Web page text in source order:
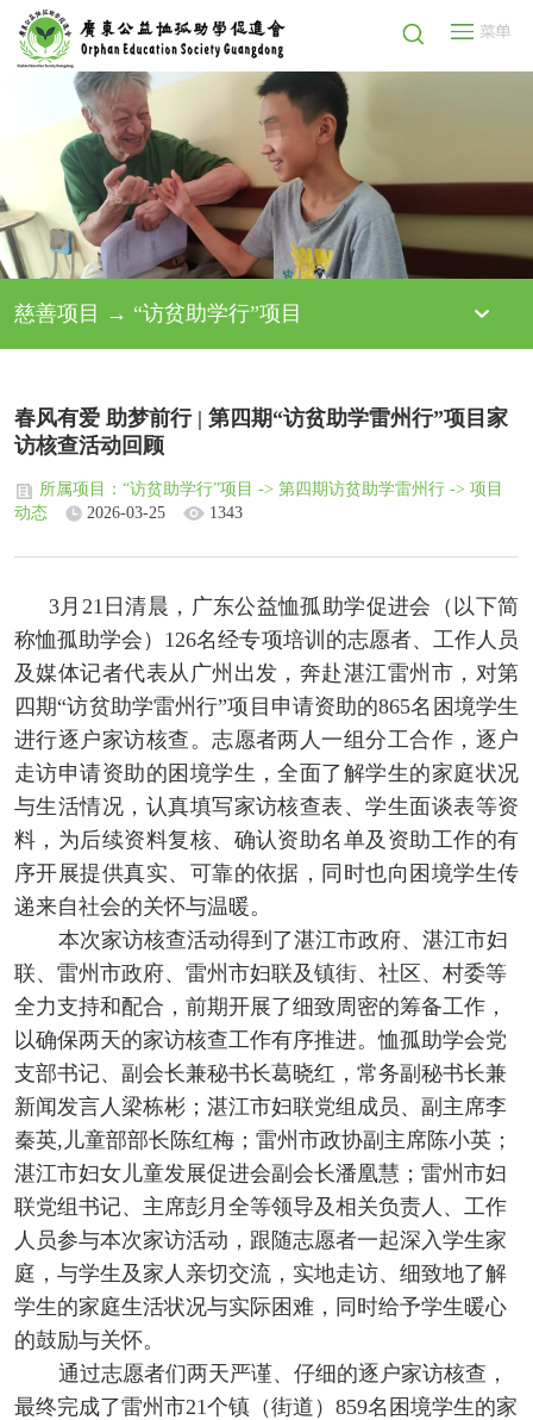
慈善项目 → “访贫助学行”项目
春风有爱 助梦前行 | 第四期“访贫助学雷州行”项目家
访核查活动回顾
所属项目：“访贫助学行”项目 -> 第四期访贫助学雷州行 -> 项目
动态
2026-03-25 1343
3月21日清晨，广东公益恤孤助学促进会（以下简
称恤孤助学会）126名经专项培训的志愿者、工作人员
及媒体记者代表从广州出发，奔赴湛江雷州市，对第
四期“访贫助学雷州行”项目申请资助的865名困境学生
进行逐户家访核查。志愿者两人一组分工合作，逐户
走访申请资助的困境学生，全面了解学生的家庭状况
与生活情况，认真填写家访核查表、学生面谈表等资
料，为后续资料复核、确认资助名单及资助工作的有
序开展提供真实、可靠的依据，同时也向困境学生传
递来自社会的关怀与温暖。
本次家访核查活动得到了湛江市政府、湛江市妇
联、雷州市政府、雷州市妇联及镇街、社区、村委等
全力支持和配合，前期开展了细致周密的筹备工作，
以确保两天的家访核查工作有序推进。恤孤助学会党
支部书记、副会长兼秘书长葛晓红，常务副秘书长兼
新闻发言人梁栋彬；湛江市妇联党组成员、副主席李
秦英,儿童部部长陈红梅；雷州市政协副主席陈小英；
湛江市妇女儿童发展促进会副会长潘凰慧；雷州市妇
联党组书记、主席彭月全等领导及相关负责人、工作
人员参与本次家访活动，跟随志愿者一起深入学生家
庭，与学生及家人亲切交流，实地走访、细致地了解
学生的家庭生活状况与实际困难，同时给予学生暖心
的鼓励与关怀。
通过志愿者们两天严谨、仔细的逐户家访核查，
最终完成了雷州市21个镇（街道）859名困境学生的家